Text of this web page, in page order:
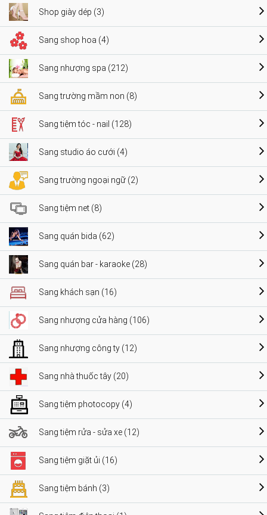
Shop giày dép (3)
Sang shop hoa (4)
Sang nhượng spa (212)
Sang trường mầm non (8)
Sang tiệm tóc - nail (128)
Sang studio áo cưới (4)
Sang trường ngoại ngữ (2)
Sang tiệm net (8)
Sang quán bida (62)
Sang quán bar - karaoke (28)
Sang khách sạn (16)
Sang nhượng cửa hàng (106)
Sang nhượng công ty (12)
Sang nhà thuốc tây (20)
Sang tiệm photocopy (4)
Sang tiệm rửa - sửa xe (12)
Sang tiệm giặt ủi (16)
Sang tiệm bánh (3)